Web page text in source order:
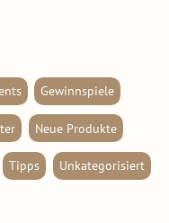
Gewinnspiele
Neue Produkte
Tipps Unkategorisiert